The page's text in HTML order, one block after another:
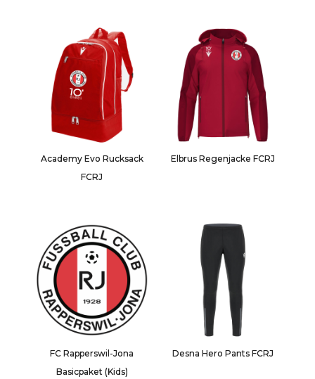
Academy Evo Rucksack
FCRJ
Elbrus Regenjacke FCRJ
FC Rapperswil-Jona
Basicpaket (Kids)
Desna Hero Pants FCRJ